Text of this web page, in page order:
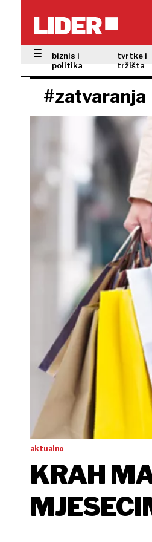
biznis i
politika
tvrtke i
tržišta
#zatvaranja
aktualno
KRAH